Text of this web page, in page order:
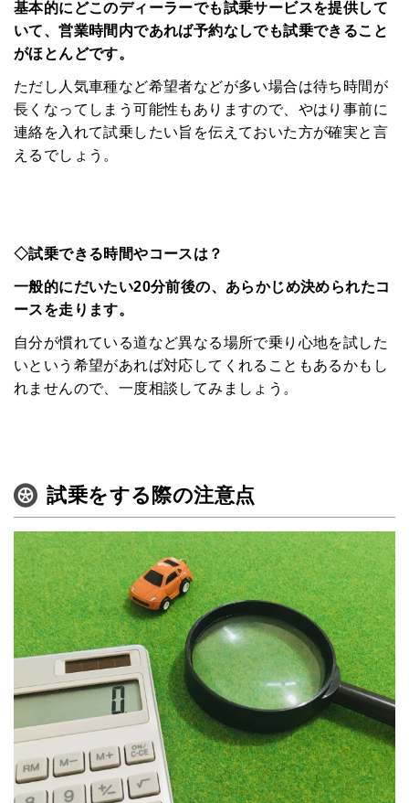
みんなのコラム
ペットNOW
基本的にどこのディーラーでも試乗サービスを提供して
いて、営業時間内であれば予約なしでも試乗できること
がほとんどです。
ただし人気車種など希望者などが多い場合は待ち時間が
長くなってしまう可能性もありますので、やはり事前に
連絡を入れて試乗したい旨を伝えておいた方が確実と言
えるでしょう。
◇試乗できる時間やコースは？
一般的にだいたい20分前後の、あらかじめ決められたコ
ースを走ります。
自分が慣れている道など異なる場所で乗り心地を試した
いという希望があれば対応してくれることもあるかもし
れませんので、一度相談してみましょう。
試乗をする際の注意点